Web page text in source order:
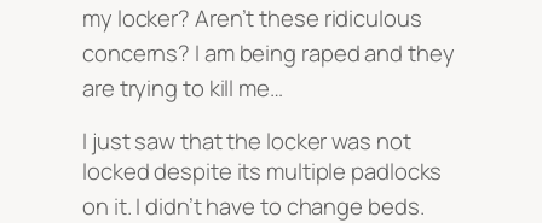
my locker?Aren’t these ridiculous
concerns? I am being raped and they
are trying to kill me…
I just saw that the locker was not
locked despite its multiple padlocks
on it. I didn’t have to change beds.